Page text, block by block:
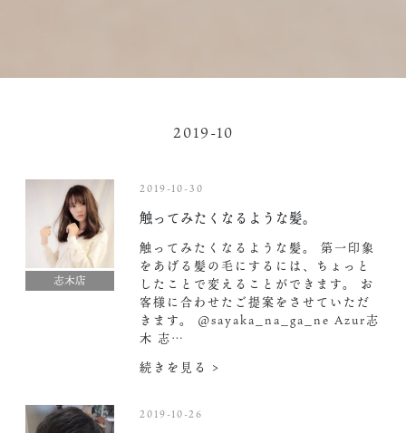
2019-10
志木店
2019-10-30
触ってみたくなるような髪。
触ってみたくなるような髪。 第一印象
をあげる髪の毛にするには、ちょっと
したことで変えることができます。 お
客様に合わせたご提案をさせていただ
きます。 @sayaka_na_ga_ne Azur志
木 志…
続きを見る >
2019-10-26